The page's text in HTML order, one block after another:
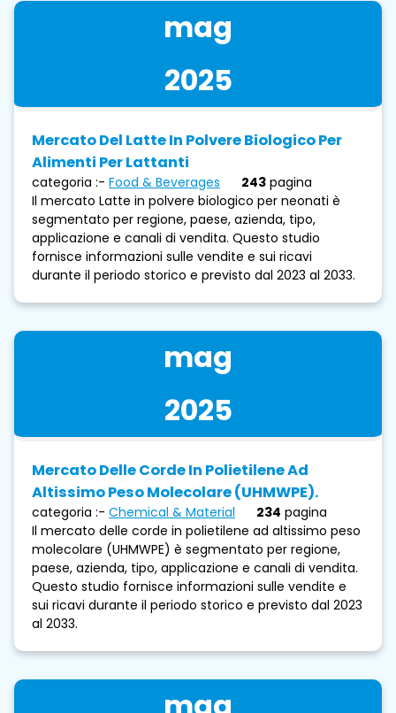
mag
2025
Mercato Del Latte In Polvere Biologico Per
Alimenti Per Lattanti
categoria :- Food & Beverages 243 pagina
Il mercato Latte in polvere biologico per neonati è
segmentato per regione, paese, azienda, tipo,
applicazione e canali di vendita. Questo studio
fornisce informazioni sulle vendite e sui ricavi
durante il periodo storico e previsto dal 2023 al 2033.
mag
2025
Mercato Delle Corde In Polietilene Ad
Altissimo Peso Molecolare (UHMWPE).
categoria :- Chemical & Material 234 pagina
Il mercato delle corde in polietilene ad altissimo peso
molecolare (UHMWPE) è segmentato per regione,
paese, azienda, tipo, applicazione e canali di vendita.
Questo studio fornisce informazioni sulle vendite e
sui ricavi durante il periodo storico e previsto dal 2023
al 2033.